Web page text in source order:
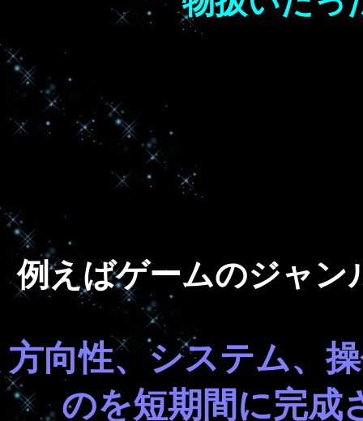
例えばゲームのジャン
方向性、システム、
のを短期間に完成